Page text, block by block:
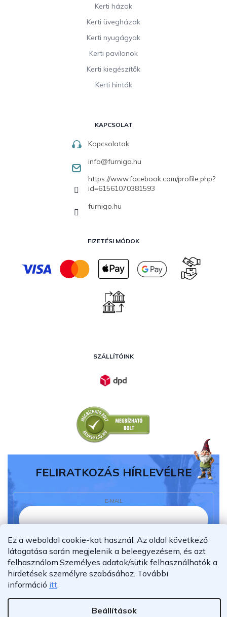
Ez a weboldal cookie-kat használ. Az oldal következő
látogatása során megjelenik a beleegyezésem, és azt
felhasználom.Személyes adatok/sütik felhasználhatók a
hirdetések személyre szabásához. További
információ itt.
Beállítások
Kerti házak
Kerti üvegházak
Kerti nyugágyak
Kerti pavilonok
Kerti kiegészítők
Kerti hinták
KAPCSOLAT
Kapcsolatok
info@furnigo.hu
https://www.facebook.com/profile.php?
id=61561070381593
furnigo.hu
FIZETÉSI MÓDOK
SZÁLLÍTÓINK
FELIRATKOZÁS HÍRLEVÉLRE
E-MAIL
Elolvastam és megértettem azadatvédelmi
nyilatkozatot.
Feliratkozás